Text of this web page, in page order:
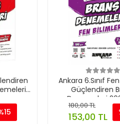
Ankara 6.Sınıf
Güçlendiren
Denemeleri
180,00 TL
153,00 TL